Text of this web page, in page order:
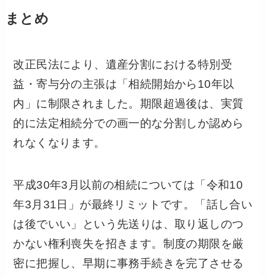
まとめ
改正民法により、遺産分割における特別受
益・寄与分の主張は「相続開始から10年以
内」に制限されました。期限超過後は、実質
的に法定相続分での画一的な分割しか認めら
れなくなります。
平成30年3月以前の相続については「令和10
年3月31日」が最終リミットです。「話し合い
は後でいい」という先送りは、取り返しのつ
かない権利喪失を招きます。制度の期限を厳
密に把握し、早期に事務手続きを完了させる